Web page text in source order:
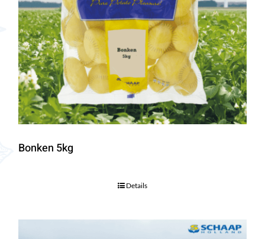
Bonken 5kg
Details